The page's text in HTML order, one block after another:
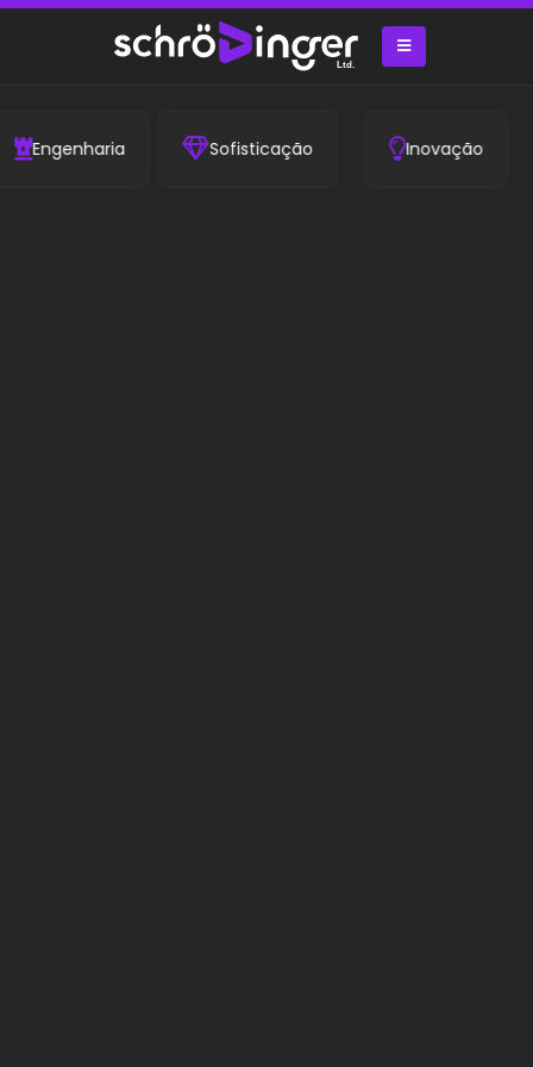
Engenharia Sofisticação Inovação